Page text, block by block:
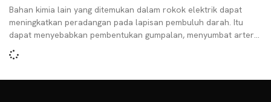
Bahan kimia lain yang ditemukan dalam rokok elektrik dapat
meningkatkan peradangan pada lapisan pembuluh darah. Itu
dapat menyebabkan pembentukan gumpalan, menyumbat arteri
dan menyebabkan stroke,